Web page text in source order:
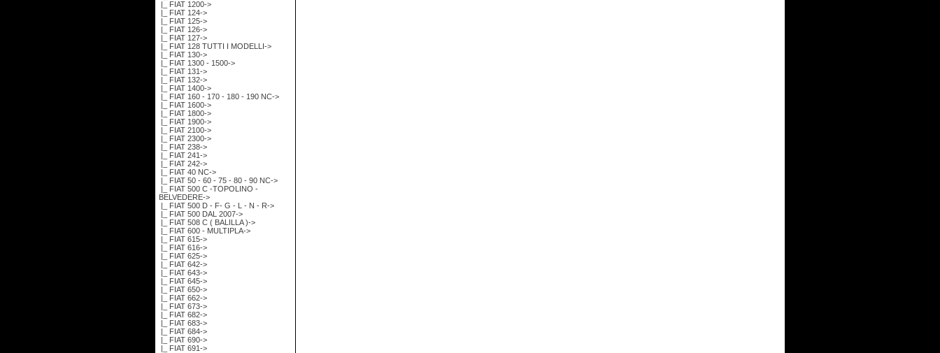
|_ FIAT 1200->
|_ FIAT 124->
|_ FIAT 125->
|_ FIAT 126->
|_ FIAT 127->
|_ FIAT 128 TUTTI I MODELLI->
|_ FIAT 130->
|_ FIAT 1300 - 1500->
|_ FIAT 131->
|_ FIAT 132->
|_ FIAT 1400->
|_ FIAT 160 - 170 - 180 - 190 NC->
|_ FIAT 1600->
|_ FIAT 1800->
|_ FIAT 1900->
|_ FIAT 2100->
|_ FIAT 2300->
|_ FIAT 238->
|_ FIAT 241->
|_ FIAT 242->
|_ FIAT 40 NC->
|_ FIAT 50 - 60 - 75 - 80 - 90 NC->
|_ FIAT 500 C -TOPOLINO -
BELVEDERE->
|_ FIAT 500 D - F- G - L - N - R->
|_ FIAT 500 DAL 2007->
|_ FIAT 508 C ( BALILLA )->
|_ FIAT 600 - MULTIPLA->
|_ FIAT 615->
|_ FIAT 616->
|_ FIAT 625->
|_ FIAT 642->
|_ FIAT 643->
|_ FIAT 645->
|_ FIAT 650->
|_ FIAT 662->
|_ FIAT 673->
|_ FIAT 682->
|_ FIAT 683->
|_ FIAT 684->
|_ FIAT 690->
|_ FIAT 691->